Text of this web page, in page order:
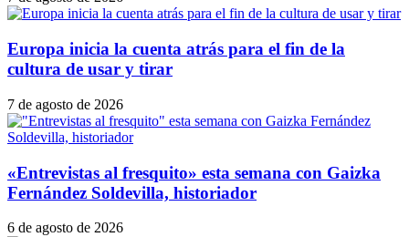
Europa inicia la cuenta atrás para el fin de la
cultura de usar y tirar
7 de agosto de 2026
«Entrevistas al fresquito» esta semana con Gaizka
Fernández Soldevilla, historiador
6 de agosto de 2026